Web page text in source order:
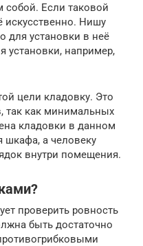
собой. Если таковой
искусственно. Нишу
для установки в неё
установки, например,
цели кладовку. Это
так как минимальных
кладовки в данном
шкафа, а человеку
внутри помещения.
проверить ровность
быть достаточно